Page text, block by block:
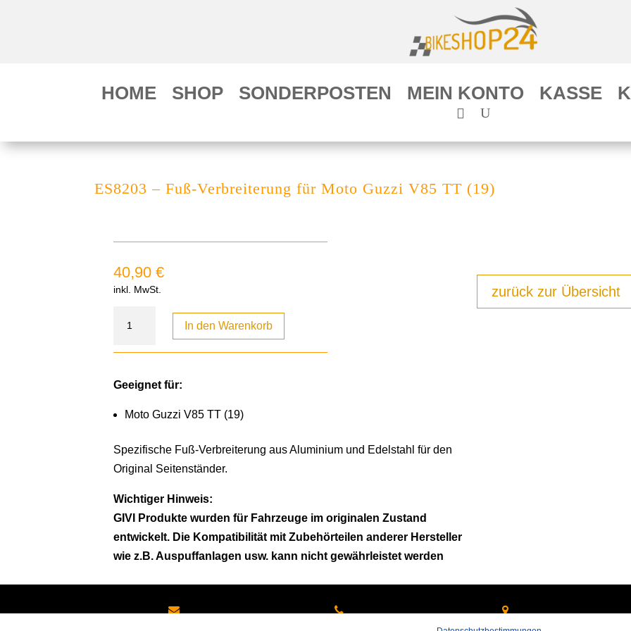
HOME SHOP SONDERPOSTEN MEIN KONTO KASSE
ES8203 – Fuß-Verbreiterung für Moto Guzzi V85 TT (19)
40,90€
inkl. MwSt.
In den Warenkorb
Geeignet für:
Moto Guzzi V85 TT (19)
Spezifische Fuß-Verbreiterung aus Aluminium und Edelstahl für den
Original Seitenständer.
Wichtiger Hinweis:
GIVI Produkte wurden für Fahrzeuge im originalen Zustand
entwickelt. Die Kompatibilität mit Zubehörteilen anderer Hersteller
wie z.B. Auspuffanlagen usw. kann nicht gewährleistet werden
zurück zur Übersicht
Hans-Pinsel-Straße 9a